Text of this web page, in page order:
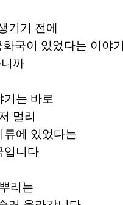
기기 전에
국이 있었다는 이야기
까
기는 바로
멀리
류에 있었다는
입니다
리는